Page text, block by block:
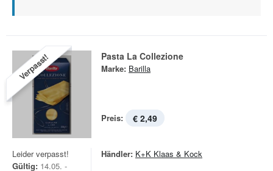
Verpasst! Pasta La Collezione
Marke: Barilla
Preis: € 2,49
Leider verpasst!
Gültig: 14.05. -
Händler: K+K Klaas & Kock